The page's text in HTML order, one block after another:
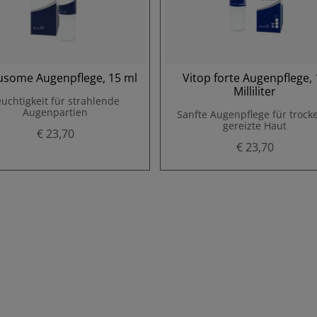
Augenpflege, 15 ml
für strahlende
Augenpartien
€ 23,70
Vitop forte Augenpflege,
Milliliter
Sanfte Augenpflege für
gereizte Haut
€ 23,70